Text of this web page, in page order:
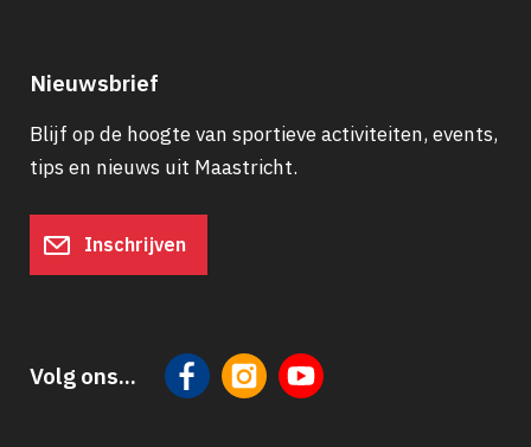
Nieuwsbrief
Blijf op de hoogte van sportieve activiteiten, events,
tips en nieuws uit Maastricht.
Inschrijven
Volg ons...